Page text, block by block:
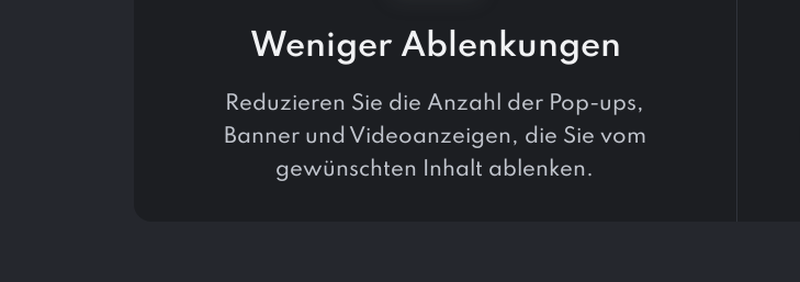
Weniger Ablenkungen
Reduzieren Sie die Anzahl der Pop-ups,
Banner und Videoanzeigen, die Sie vom
gewünschten Inhalt ablenken.